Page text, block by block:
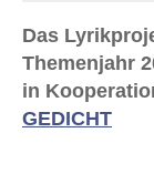
Das
Themenjahr
in
GEDICHT